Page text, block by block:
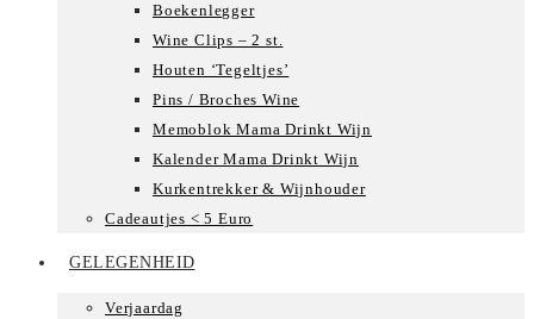
Boekenlegger
Wine Clips – 2 st.
Houten ‘Tegeltjes’
Pins / Broches Wine
Memoblok Mama Drinkt Wijn
Kalender Mama Drinkt Wijn
Kurkentrekker & Wijnhouder
Cadeautjes < 5 Euro
GELEGENHEID
Verjaardag